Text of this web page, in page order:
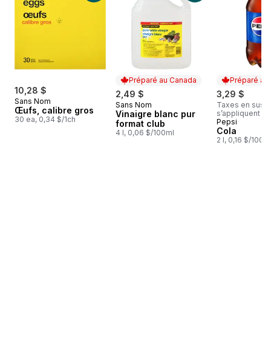
10,28 $
Sans Nom
Œufs, calibre gros
30 ea, 0,34 $/1ch
Préparé au Canada
2,49 $
Préparé au Canada
Sans Nom
Vinaigre blanc pur
format club
4 l, 0,06 $/100ml
Préparé au
3,29 $
Taxes en sus,
s’appliquent
Préparé au
Pepsi
Cola
2 l, 0,16 $/